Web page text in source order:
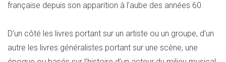
française depuis son apparition à l’aube des années 60.
D’un côté les livres portant sur un artiste ou un groupe, d’un
autre les livres généralistes portant sur une scène, une